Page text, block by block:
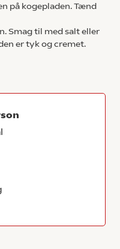
på kogepladen. Tænd
Smag til med salt eller
er tyk og cremet.